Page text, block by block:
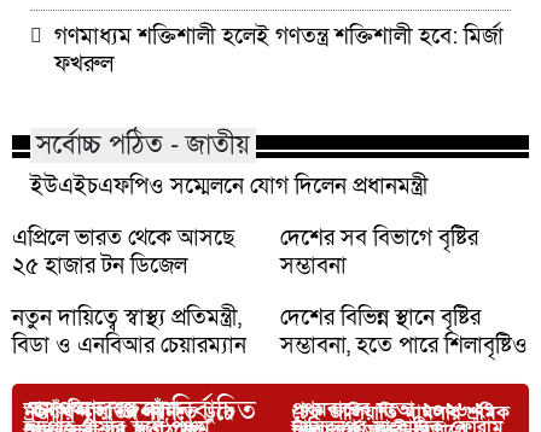
গণমাধ্যম শক্তিশালী হলেই গণতন্ত্র শক্তিশালী হবে: মির্জা
ফখরুল
সর্বোচ্চ পঠিত - জাতীয়
ইউএইচএফপিও সম্মেলনে যোগ দিলেন প্রধানমন্ত্রী
এপ্রিলে ভারত থেকে আসছে
২৫ হাজার টন ডিজেল
দেশের সব বিভাগে বৃষ্টির
সম্ভাবনা
নতুন দায়িত্বে স্বাস্থ্য প্রতিমন্ত্রী,
বিডা ও এনবিআর চেয়ারম্যান
দেশের বিভিন্ন স্থানে বৃষ্টির
সম্ভাবনা, হতে পারে শিলাবৃষ্টিও
আপনার জন্য নির্বাচিত
নওগাঁয় বালতির পানিতে ডুবে
চেক জালিয়াতি মামলায় শ্রমিক
আমতলিতে স্বপ্ন ছোঁয়া
প্রথমবারের মতো ২০২৬-২৭
ঈদগাঁহ গ্রামার স্কুলে পঞ্চম
নাসিরনগর সাংবাদিক ফোরাম